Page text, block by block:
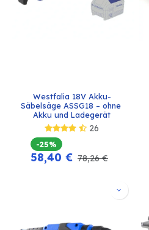
Westfalia 18V Akku-
Säbelsäge ASSG18 – ohne
Akku und Ladegerät
26
-25%
58,40 € 78,26€